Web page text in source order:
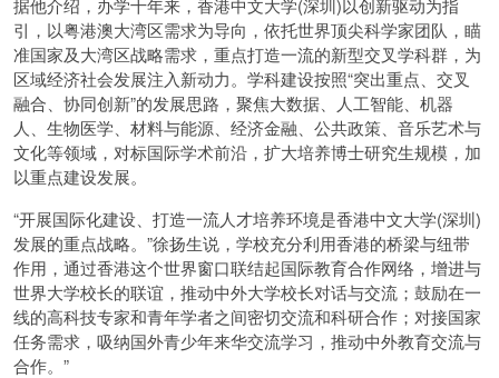
据他介绍，办学十年来，香港中文大学(深圳)以创新驱动为指
引，以粤港澳大湾区需求为导向，依托世界顶尖科学家团队，瞄
准国家及大湾区战略需求，重点打造一流的新型交叉学科群，为
区域经济社会发展注入新动力。学科建设按照“突出重点、交叉
融合、协同创新”的发展思路，聚焦大数据、人工智能、机器
人、生物医学、材料与能源、经济金融、公共政策、音乐艺术与
文化等领域，对标国际学术前沿，扩大培养博士研究生规模，加
以重点建设发展。
“开展国际化建设、打造一流人才培养环境是香港中文大学(深圳)
发展的重点战略。”徐扬生说，学校充分利用香港的桥梁与纽带
作用，通过香港这个世界窗口联结起国际教育合作网络，增进与
世界大学校长的联谊，推动中外大学校长对话与交流；鼓励在一
线的高科技专家和青年学者之间密切交流和科研合作；对接国家
任务需求，吸纳国外青少年来华交流学习，推动中外教育交流与
合作。”